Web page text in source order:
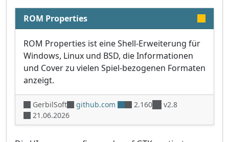
ROM Properties
ROM Properties ist eine Shell-Erweiterung für
Windows, Linux und BSD, die Informationen
und Cover zu vielen Spiel-bezogenen Formaten
anzeigt.
GerbilSoft github.com 2.160
v2.8
21.06.2026